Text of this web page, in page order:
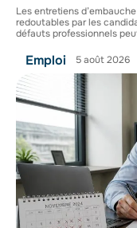
Les entretiens
redoutables par les
défauts professionnels
Emploi 5 août 2026